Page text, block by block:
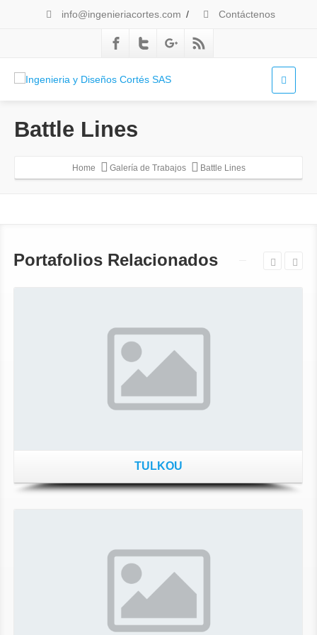
info@ingenieriacortes.com / Contáctenos
Battle Lines
Home Galería de Trabajos Battle Lines
Portafolios Relacionados
TULKOU